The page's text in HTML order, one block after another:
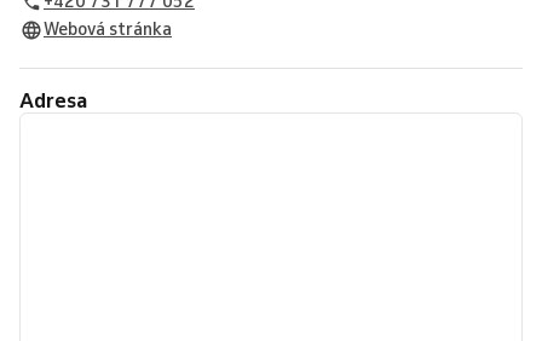
Webová stránka
Adresa